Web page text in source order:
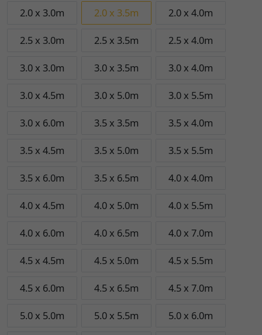
2.0 x 3.0m 2.0 x 3.5m 2.0 x 4.0m
2.5 x 3.0m 2.5 x 3.5m 2.5 x 4.0m
3.0 x 3.0m 3.0 x 3.5m 3.0 x 4.0m
3.0 x 4.5m 3.0 x 5.0m 3.0 x 5.5m
3.0 x 6.0m 3.5 x 3.5m 3.5 x 4.0m
3.5 x 4.5m 3.5 x 5.0m 3.5 x 5.5m
3.5 x 6.0m 3.5 x 6.5m 4.0 x 4.0m
4.0 x 4.5m 4.0 x 5.0m 4.0 x 5.5m
4.0 x 6.0m 4.0 x 6.5m 4.0 x 7.0m
4.5 x 4.5m 4.5 x 5.0m 4.5 x 5.5m
4.5 x 6.0m 4.5 x 6.5m 4.5 x 7.0m
5.0 x 5.0m 5.0 x 5.5m 5.0 x 6.0m